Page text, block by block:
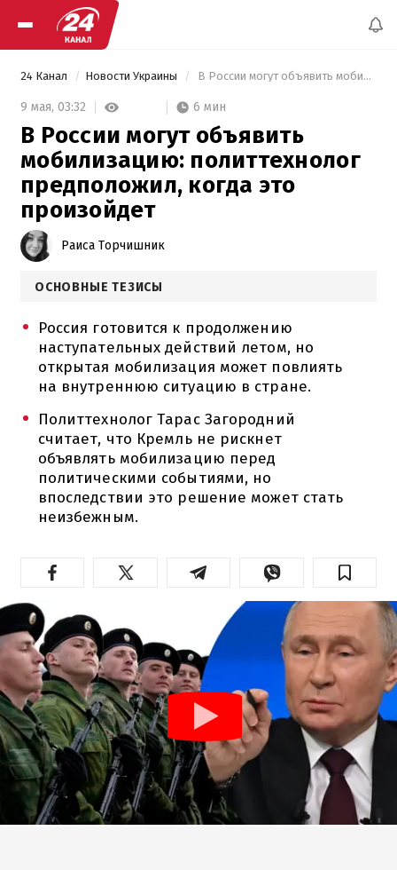
24 Канал Новости Украины В России могут объявить мобилизацию: политтехнолог предположил, когда это произойдет
9 мая, 03:32 6 мин
В России могут объявить
мобилизацию: политтехнолог
предположил, когда это
произойдет
Раиса Торчишник
ОСНОВНЫЕ ТЕЗИСЫ
Россия готовится к продолжению
наступательных действий летом, но
открытая мобилизация может повлиять
на внутреннюю ситуацию в стране.
Политтехнолог Тарас Загородний
считает, что Кремль не рискнет
объявлять мобилизацию перед
политическими событиями, но
впоследствии это решение может стать
неизбежным.